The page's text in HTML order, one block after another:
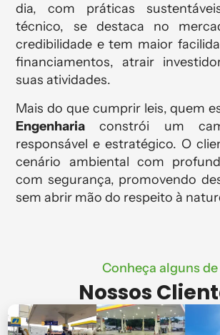
dia, com práticas
técnico, se destaca no
credibilidade e tem maior
financiamentos, atrair
suas atividades.
Mais do que cumprir leis, quem
Engenharia constrói um
responsável e estratégico. O
cenário ambiental com
com segurança, promovendo
sem abrir mão do respeito à
Conheça alguns de
Nossos